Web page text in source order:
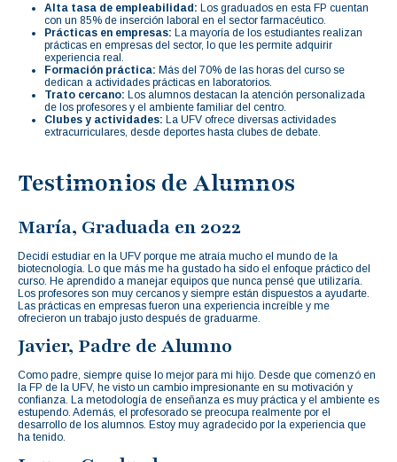
Alta tasa de empleabilidad: Los graduados en esta FP cuentan
con un 85% de inserción laboral en el sector farmacéutico.
Prácticas en empresas: La mayoría de los estudiantes realizan
prácticas en empresas del sector, lo que les permite adquirir
experiencia real.
Formación práctica: Más del 70% de las horas del curso se
dedican a actividades prácticas en laboratorios.
Trato cercano: Los alumnos destacan la atención personalizada
de los profesores y el ambiente familiar del centro.
Clubes y actividades: La UFV ofrece diversas actividades
extracurriculares, desde deportes hasta clubes de debate.
Testimonios de Alumnos
María, Graduada en 2022
Decidí estudiar en la UFV porque me atraía mucho el mundo de la
biotecnología. Lo que más me ha gustado ha sido el enfoque práctico del
curso. He aprendido a manejar equipos que nunca pensé que utilizaría.
Los profesores son muy cercanos y siempre están dispuestos a ayudarte.
Las prácticas en empresas fueron una experiencia increíble y me
ofrecieron un trabajo justo después de graduarme.
Javier, Padre de Alumno
Como padre, siempre quise lo mejor para mi hijo. Desde que comenzó en
la FP de la UFV, he visto un cambio impresionante en su motivación y
confianza. La metodología de enseñanza es muy práctica y el ambiente es
estupendo. Además, el profesorado se preocupa realmente por el
desarrollo de los alumnos. Estoy muy agradecido por la experiencia que
ha tenido.